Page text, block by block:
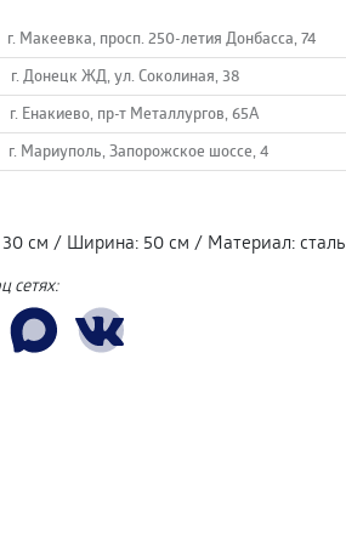
г. Макеевка, просп. 250-летия Донбасса, 74
г. Донецк ЖД, ул. Соколиная, 38
г. Енакиево, пр-т Металлургов, 65А
г. Мариуполь, Запорожское шоссе, 4
30 см / Ширина: 50 см / Материал: сталь
сетях: